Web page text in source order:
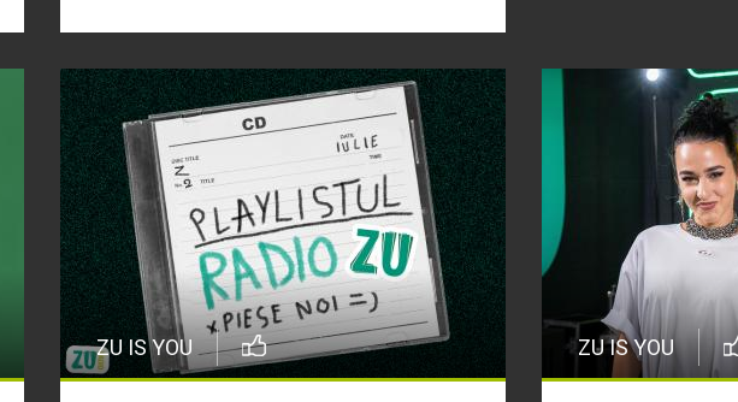
ZU IS YOU ZU IS YOU